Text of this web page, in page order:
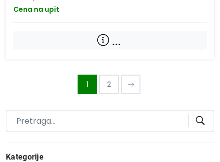
Cena na upit
...
1 2
Kategorije